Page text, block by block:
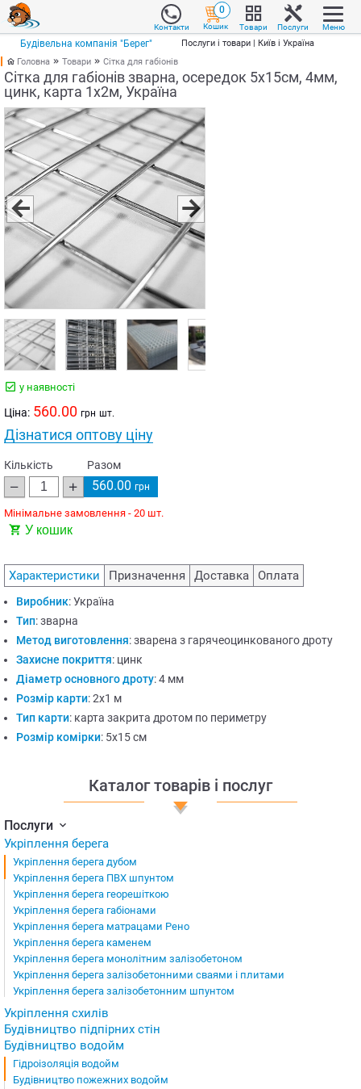
Будівельна компанія "Берег" Послуги і товари | Київ і Україна
Контакти
0
Кошик Товари Послуги Меню
Головна Товари Сітка для габіонів
Сітка для габіонів зварна, осередок 5х15см, 4мм,
цинк, карта 1х2м, Україна
у наявності
Ціна: 560.00 грн шт.
Дізнатися оптову ціну
Кількість Разом
560.00 грн
Мінімальне замовлення - 20 шт.
У кошик
Характеристики Призначення Доставка Оплата
Виробник:Україна
Тип:зварна
Метод виготовлення:зварена з гарячеоцинкованого дроту
Захисне покриття: цинк
Діаметр основного дроту:4 мм
Розмір карти:2х1 м
Тип карти: карта закрита дротом по периметру
Розмір комірки: 5х15 см
Каталог товарів і послуг
Послуги
Укріплення берега
Укріплення берега дубом
Укріплення берега ПВХ шпунтом
Укріплення берега георешіткою
Укріплення берега габіонами
Укріплення берега матрацами Рено
Укріплення берега каменем
Укріплення берега монолітним залізобетоном
Укріплення берега залізобетонними сваями і плитами
Укріплення берега залізобетонним шпунтом
Укріплення схилів
Будівництво підпірних стін
Будівництво водойм
Гідроізоляція водойм
Будівництво пожежних водойм